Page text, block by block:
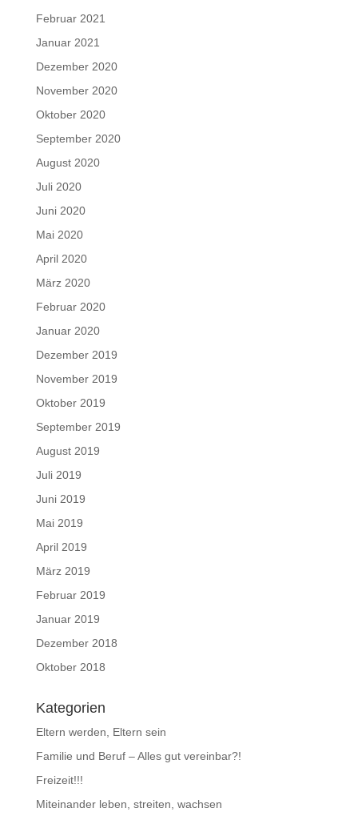
Februar 2021
Januar 2021
Dezember 2020
November 2020
Oktober 2020
September 2020
August 2020
Juli 2020
Juni 2020
Mai 2020
April 2020
März 2020
Februar 2020
Januar 2020
Dezember 2019
November 2019
Oktober 2019
September 2019
August 2019
Juli 2019
Juni 2019
Mai 2019
April 2019
März 2019
Februar 2019
Januar 2019
Dezember 2018
Oktober 2018
Kategorien
Eltern werden, Eltern sein
Familie und Beruf – Alles gut vereinbar?!
Freizeit!!!
Miteinander leben, streiten, wachsen